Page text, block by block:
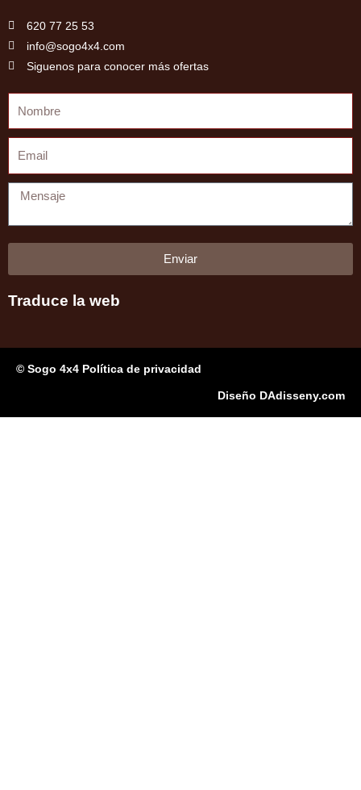
620 77 25 53
info@sogo4x4.com
Siguenos para conocer más ofertas
Mensaje
Enviar
Traduce la web
© Sogo 4x4 Política de privacidad
Diseño DAdisseny.com